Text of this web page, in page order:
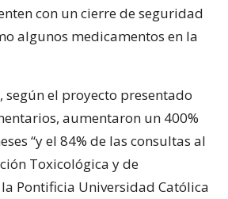
con un cierre de seguridad
algunos medicamentos en la
según el proyecto presentado
aumentaron un 400%
“y el 84% de las consultas al
Toxicológica y de
Pontificia Universidad Católica